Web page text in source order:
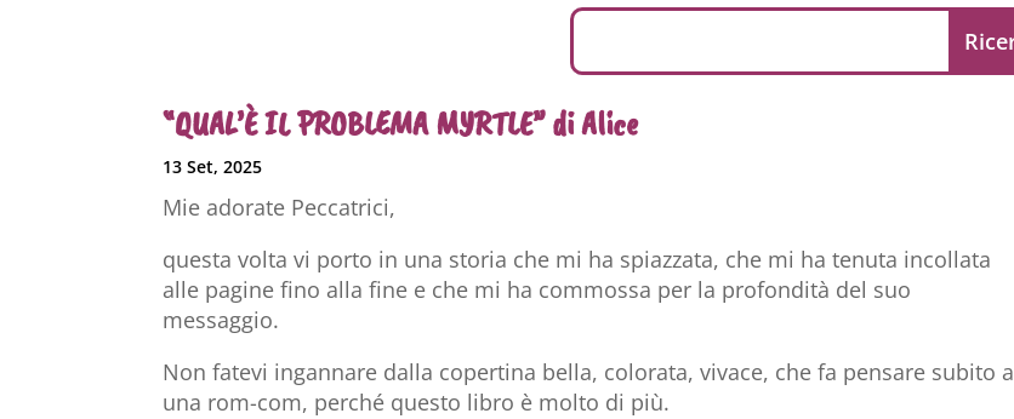
“QUAL’È IL PROBLEMA MYRTLE” di Alice
13 Set, 2025
Mie adorate Peccatrici,
questa volta vi porto in una storia che mi ha spiazzata, che mi ha tenuta incollata
alle pagine fino alla fine e che mi ha commossa per la profondità del suo
messaggio.
Non fatevi ingannare dalla copertina bella, colorata, vivace, che fa pensare subito a
una rom-com, perché questo libro è molto di più.